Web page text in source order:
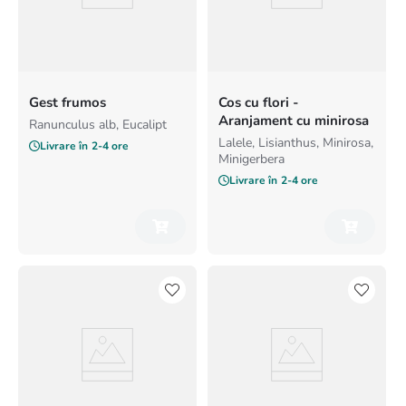
Gest frumos
Ranunculus alb, Eucalipt
Livrare în 2-4 ore
Cos cu flori -
Aranjament cu minirosa
Lalele, Lisianthus, Minirosa,
Minigerbera
Livrare în 2-4 ore